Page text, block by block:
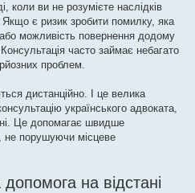
коли ви не розумієте наслідків
є ризик зробити помилку, яка
можливість повернення додому
часто займає небагато
проблем.
дистанційно. І це велика
українського адвоката,
Це допомагає швидше
не порушуючи місцеве
на відстані